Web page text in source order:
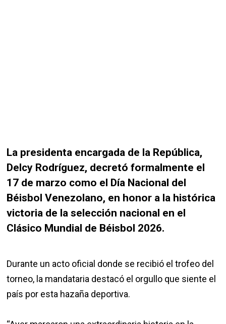
La presidenta encargada de la República,
Delcy Rodríguez, decretó formalmente el
17 de marzo como el Día Nacional del
Béisbol Venezolano, en honor a la histórica
victoria de la selección nacional en el
Clásico Mundial de Béisbol 2026.
Durante un acto oficial donde se recibió el trofeo del
torneo, la mandataria destacó el orgullo que siente el
país por esta hazaña deportiva.